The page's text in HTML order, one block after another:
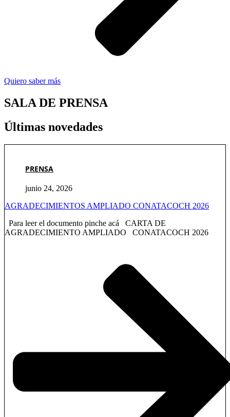
Quiero saber más
SALA DE PRENSA
Últimas novedades
PRENSA
junio 24, 2026
AGRADECIMIENTOS AMPLIADO CONATACOCH 2026
Para leer el documento pinche acá CARTA DE
AGRADECIMIENTO AMPLIADO CONATACOCH 2026